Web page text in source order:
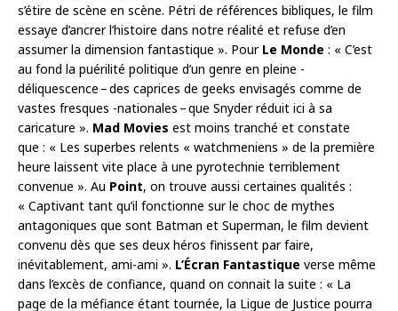
s’étire de scène en scène. Pétri de références bibliques, le film
essaye d’ancrer l’histoire dans notre réalité et refuse d’en
assumer la dimension fantastique ». Pour Le Monde : « C’est
au fond la puérilité politique d’un genre en pleine -
déliquescence – des caprices de geeks envisagés comme de
vastes fresques -nationales – que Snyder réduit ici à sa
caricature ». Mad Movies est moins tranché et constate
que : « Les superbes relents « watchmeniens » de la première
heure laissent vite place à une pyrotechnie terriblement
convenue ». Au Point, on trouve aussi certaines qualités :
« Captivant tant qu’il fonctionne sur le choc de mythes
antagoniques que sont Batman et Superman, le film devient
convenu dès que ses deux héros finissent par faire,
inévitablement, ami-ami ». L’Écran Fantastique verse même
dans l’excès de confiance, quand on connait la suite : « La
page de la méfiance étant tournée, la Ligue de Justice pourra